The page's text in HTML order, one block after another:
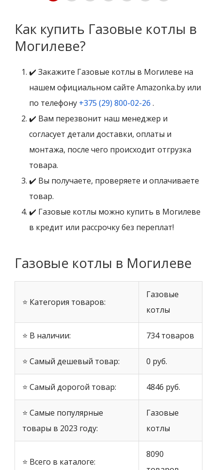
Как купить Газовые котлы в
Могилеве?
✔️ Закажите Газовые котлы в Могилеве на
нашем официальном сайте Amazonka.by или
по телефону +375 (29) 800-02-26 .
✔️ Вам перезвонит наш менеджер и
согласует детали доставки, оплаты и
монтажа, после чего происходит отгрузка
товара.
✔️ Вы получаете, проверяете и оплачиваете
товар.
✔️ Газовые котлы можно купить в Могилеве
в кредит или рассрочку без переплат!
Газовые котлы в Могилеве
⭐ Категория товаров:
Газовые
котлы
⭐ В наличии: 734 товаров
⭐ Самый дешевый товар: 0 руб.
⭐ Самый дорогой товар: 4846 руб.
⭐ Самые популярные
товары в 2023 году:
Газовые
котлы
⭐ Всего в каталоге:
8090